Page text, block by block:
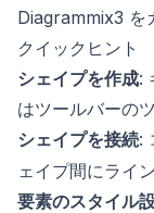
Diagrammix3 を
クイックヒント
シェイプを作成:
はツールバーの
シェイプを接続:
ェイプ間にライ
要素のスタイル